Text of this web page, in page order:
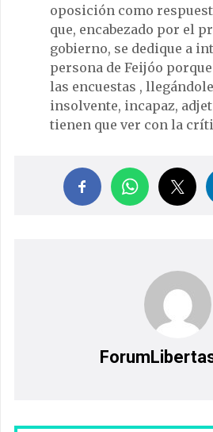
oposición como
que, encabezado por el
gobierno, se dedique a
persona de Feijóo
las encuestas ,
insolvente, incapaz,
tienen que ver con la